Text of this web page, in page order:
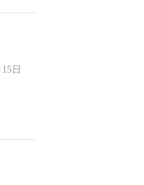
日